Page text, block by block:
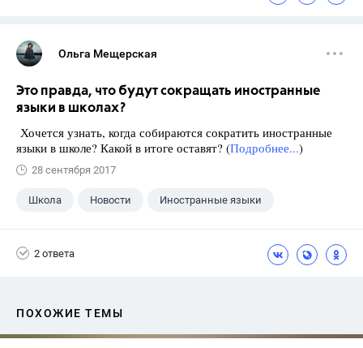
Ольга Мещерская
Это правда, что будут сокращать иностранные
языки в школах?
Хочется узнать, когда собираются сократить иностранные
языки в школе? Какой в итоге оставят? (Подробнее...)
28 сентября 2017
Школа Новости Иностранные языки
2 ответа
ПОХОЖИЕ ТЕМЫ